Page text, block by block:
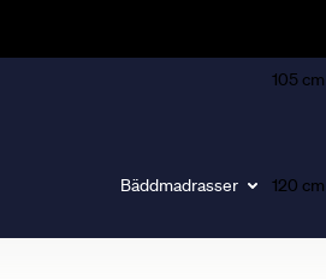
Bäddmadrasser
105 cm
120 cm